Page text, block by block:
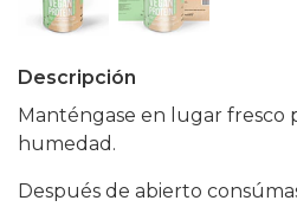
Descripción
Manténgase en lugar fresco
humedad.
Después de abierto